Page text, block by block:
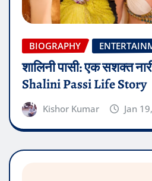
BIOGRAPHY
शालिनी पासी: एक सशक्त
Shalini Passi Life Story
Kishor Kumar Jan